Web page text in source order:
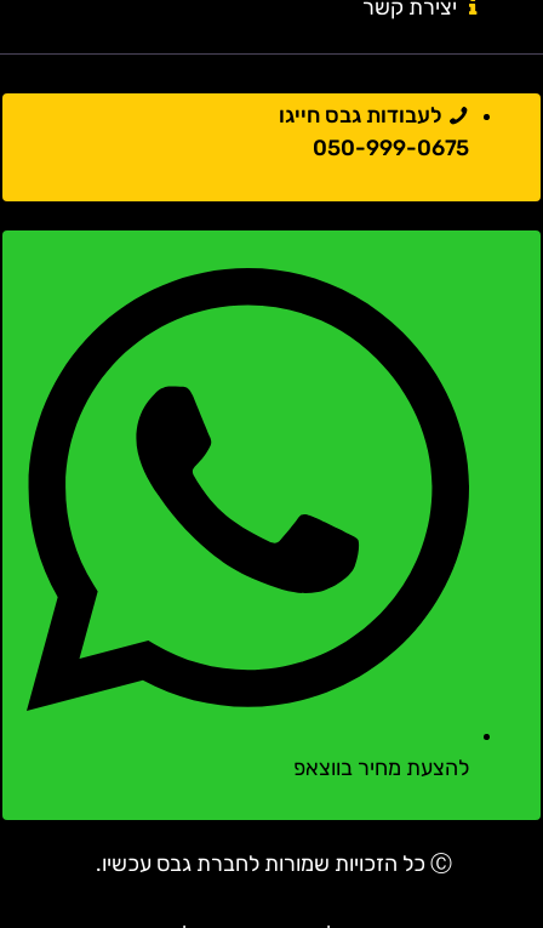
יצירת קשר
לעבודות גבס חייגו
050-999-0675
להצעת מחיר בווצאפ
Ⓒ כל הזכויות שמורות לחברת גבס עכשיו.